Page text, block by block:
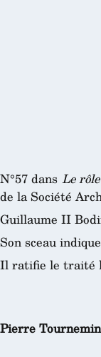
N°57 dans Le
de la Société
Guillaume II
Son sceau
Il ratifie le traité
Pierre